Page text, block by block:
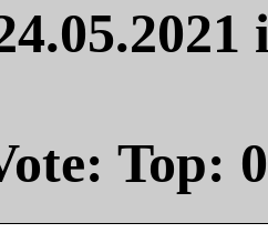
Top: 0